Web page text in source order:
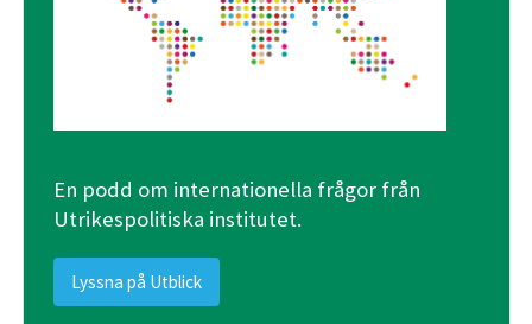
En podd om internationella frågor från
Utrikespolitiska institutet.
Lyssna på Utblick